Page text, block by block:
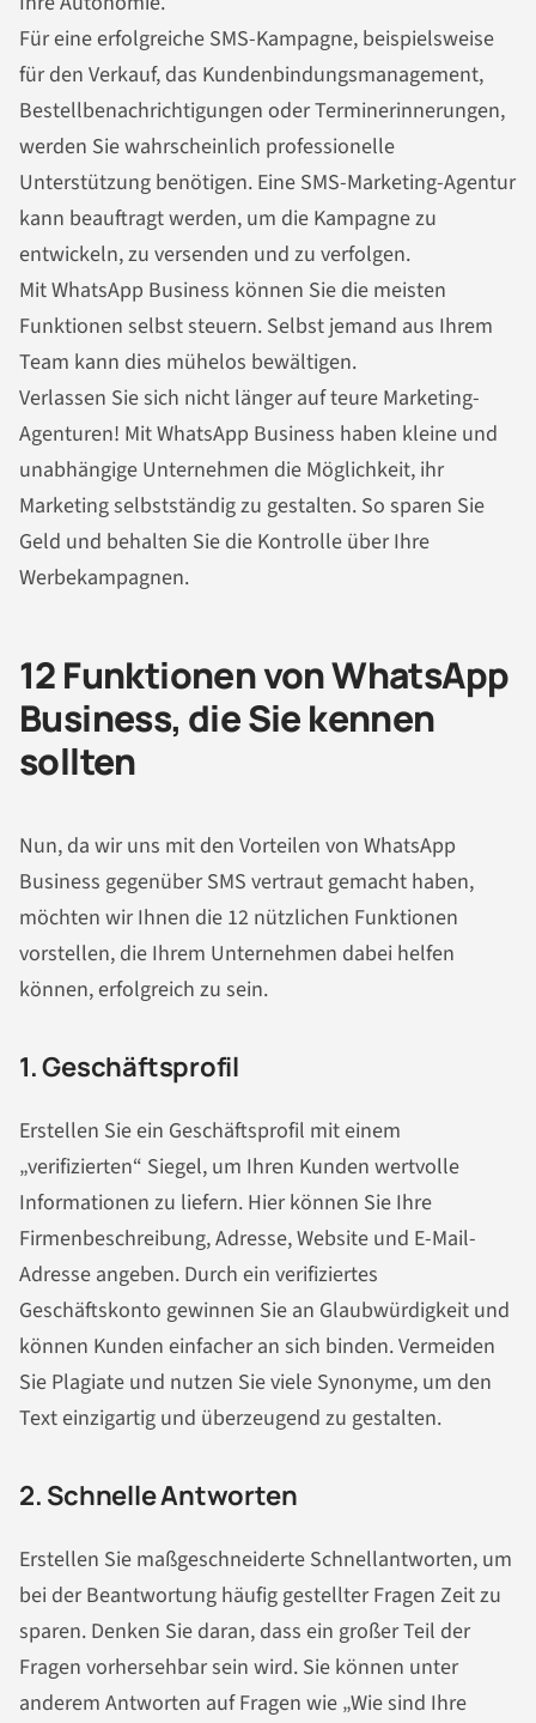
Für eine erfolgreiche SMS-Kampagne, beispielsweise
für den Verkauf, das Kundenbindungsmanagement,
Bestellbenachrichtigungen oder Terminerinnerungen,
werden Sie wahrscheinlich professionelle
Unterstützung benötigen. Eine SMS-Marketing-Agentur
kann beauftragt werden, um die Kampagne zu
entwickeln, zu versenden und zu verfolgen.
Mit WhatsApp Business können Sie die meisten
Funktionen selbst steuern. Selbst jemand aus Ihrem
Team kann dies mühelos bewältigen.
Verlassen Sie sich nicht länger auf teure Marketing-
Agenturen! Mit WhatsApp Business haben kleine und
unabhängige Unternehmen die Möglichkeit, ihr
Marketing selbstständig zu gestalten. So sparen Sie
Geld und behalten Sie die Kontrolle über Ihre
Werbekampagnen.
12 Funktionen von WhatsApp
Business, die Sie kennen
sollten
Nun, da wir uns mit den Vorteilen von WhatsApp
Business gegenüber SMS vertraut gemacht haben,
möchten wir Ihnen die 12 nützlichen Funktionen
vorstellen, die Ihrem Unternehmen dabei helfen
können, erfolgreich zu sein.
1. Geschäftsprofil
Erstellen Sie ein Geschäftsprofil mit einem
„verifizierten“ Siegel, um Ihren Kunden wertvolle
Informationen zu liefern. Hier können Sie Ihre
Firmenbeschreibung, Adresse, Website und E-Mail-
Adresse angeben. Durch ein verifiziertes
Geschäftskonto gewinnen Sie an Glaubwürdigkeit und
können Kunden einfacher an sich binden. Vermeiden
Sie Plagiate und nutzen Sie viele Synonyme, um den
Text einzigartig und überzeugend zu gestalten.
2. Schnelle Antworten
Erstellen Sie maßgeschneiderte Schnellantworten, um
bei der Beantwortung häufig gestellter Fragen Zeit zu
sparen. Denken Sie daran, dass ein großer Teil der
Fragen vorhersehbar sein wird. Sie können unter
anderem Antworten auf Fragen wie „Wie sind Ihre